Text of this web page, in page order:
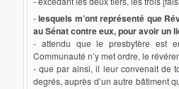
-lesquels m’ont représenté que
au Sénat contre eux, pour avoir un
- attendu que le presbytère est
Communauté n’y met ordre, le
- que par ainsi, il leur convenait de
degrés, auprès d’un autre bâtiment